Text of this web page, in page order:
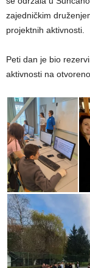
zajedničkim
projektnih aktivnosti.
Peti dan je bio
aktivnosti na